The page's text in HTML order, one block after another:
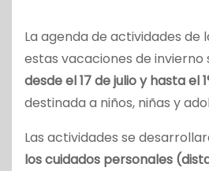
La agenda de actividades de
estas vacaciones de invierno
desde el 17 de julio y hasta el
destinada a niños, niñas y
Las actividades se
los cuidados personales